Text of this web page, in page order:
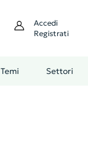
Accedi
Registrati
Temi Settori